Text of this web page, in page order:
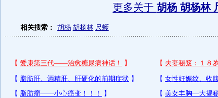
更多关于 胡杨 胡杨林
相关搜索： 胡杨 胡杨林 尺蠖